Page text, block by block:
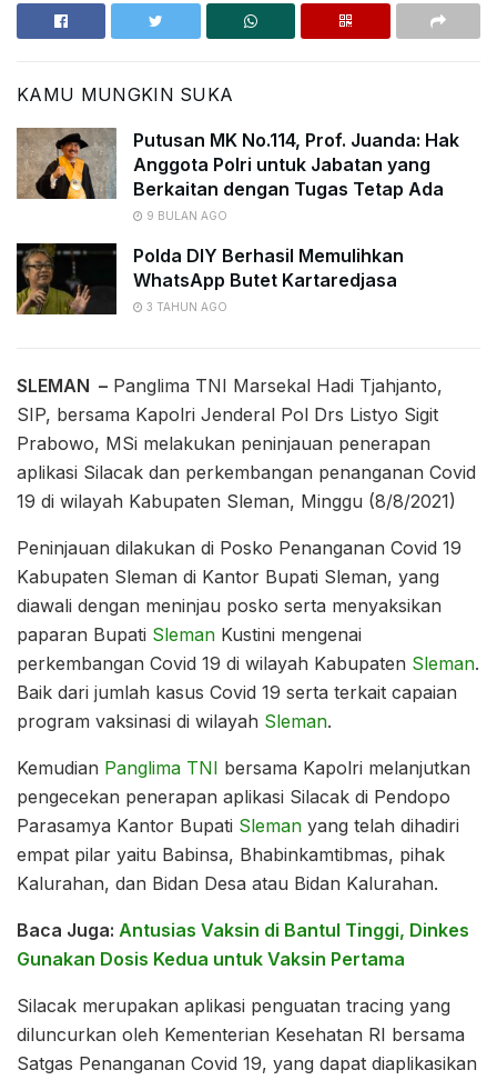
KAMU MUNGKIN SUKA
Putusan MK No.114, Prof. Juanda: Hak
Anggota Polri untuk Jabatan yang
Berkaitan dengan Tugas Tetap Ada
9 BULAN AGO
Polda DIY Berhasil Memulihkan
WhatsApp Butet Kartaredjasa
3 TAHUN AGO
SLEMAN – Panglima TNI Marsekal Hadi Tjahjanto,
SIP, bersama Kapolri Jenderal Pol Drs Listyo Sigit
Prabowo, MSi melakukan peninjauan penerapan
aplikasi Silacak dan perkembangan penanganan Covid
19 di wilayah Kabupaten Sleman, Minggu (8/8/2021)
Peninjauan dilakukan di Posko Penanganan Covid 19
Kabupaten Sleman di Kantor Bupati Sleman, yang
diawali dengan meninjau posko serta menyaksikan
paparan Bupati Sleman Kustini mengenai
perkembangan Covid 19 di wilayah Kabupaten Sleman.
Baik dari jumlah kasus Covid 19 serta terkait capaian
program vaksinasi di wilayah Sleman.
Kemudian Panglima TNI bersama Kapolri melanjutkan
pengecekan penerapan aplikasi Silacak di Pendopo
Parasamya Kantor Bupati Sleman yang telah dihadiri
empat pilar yaitu Babinsa, Bhabinkamtibmas, pihak
Kalurahan, dan Bidan Desa atau Bidan Kalurahan.
Baca Juga: Antusias Vaksin di Bantul Tinggi, Dinkes
Gunakan Dosis Kedua untuk Vaksin Pertama
Silacak merupakan aplikasi penguatan tracing yang
diluncurkan oleh Kementerian Kesehatan RI bersama
Satgas Penanganan Covid 19, yang dapat diaplikasikan